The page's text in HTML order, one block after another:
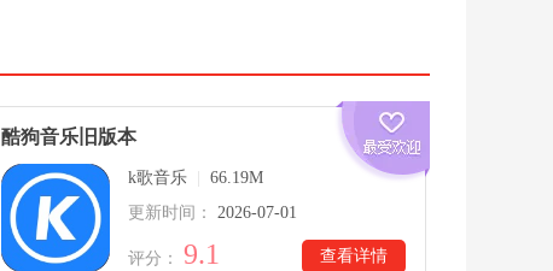
酷狗音乐旧版本
k歌音乐
66.19M
更新时间：
2026-07-01
查看详情
评分： 9.1